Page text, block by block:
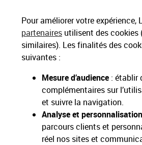
Pour améliorer votre expérience,
partenaires utilisent des cookies
similaires). Les finalités des
suivantes :
Mesure d’audience : établir
complémentaires sur
et suivre la navigation.
Analyse et personnalisation
parcours clients et
réel nos sites et
Paiements 100% sécurisés
Livraison gratuite
Hors livres et hors produits
Applications La Poste